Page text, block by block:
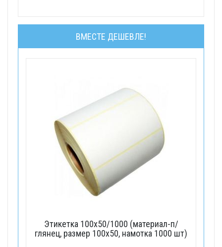
ВМЕСТЕ ДЕШЕВЛЕ!
Этикетка 100х50/1000 (материал-п/
глянец, размер 100х50, намотка 1000 шт)